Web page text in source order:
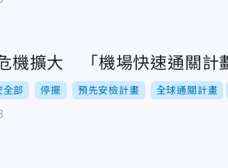
機擴大 「機場快速通關計
全部 停擺 預先安檢計畫 全球通關計畫